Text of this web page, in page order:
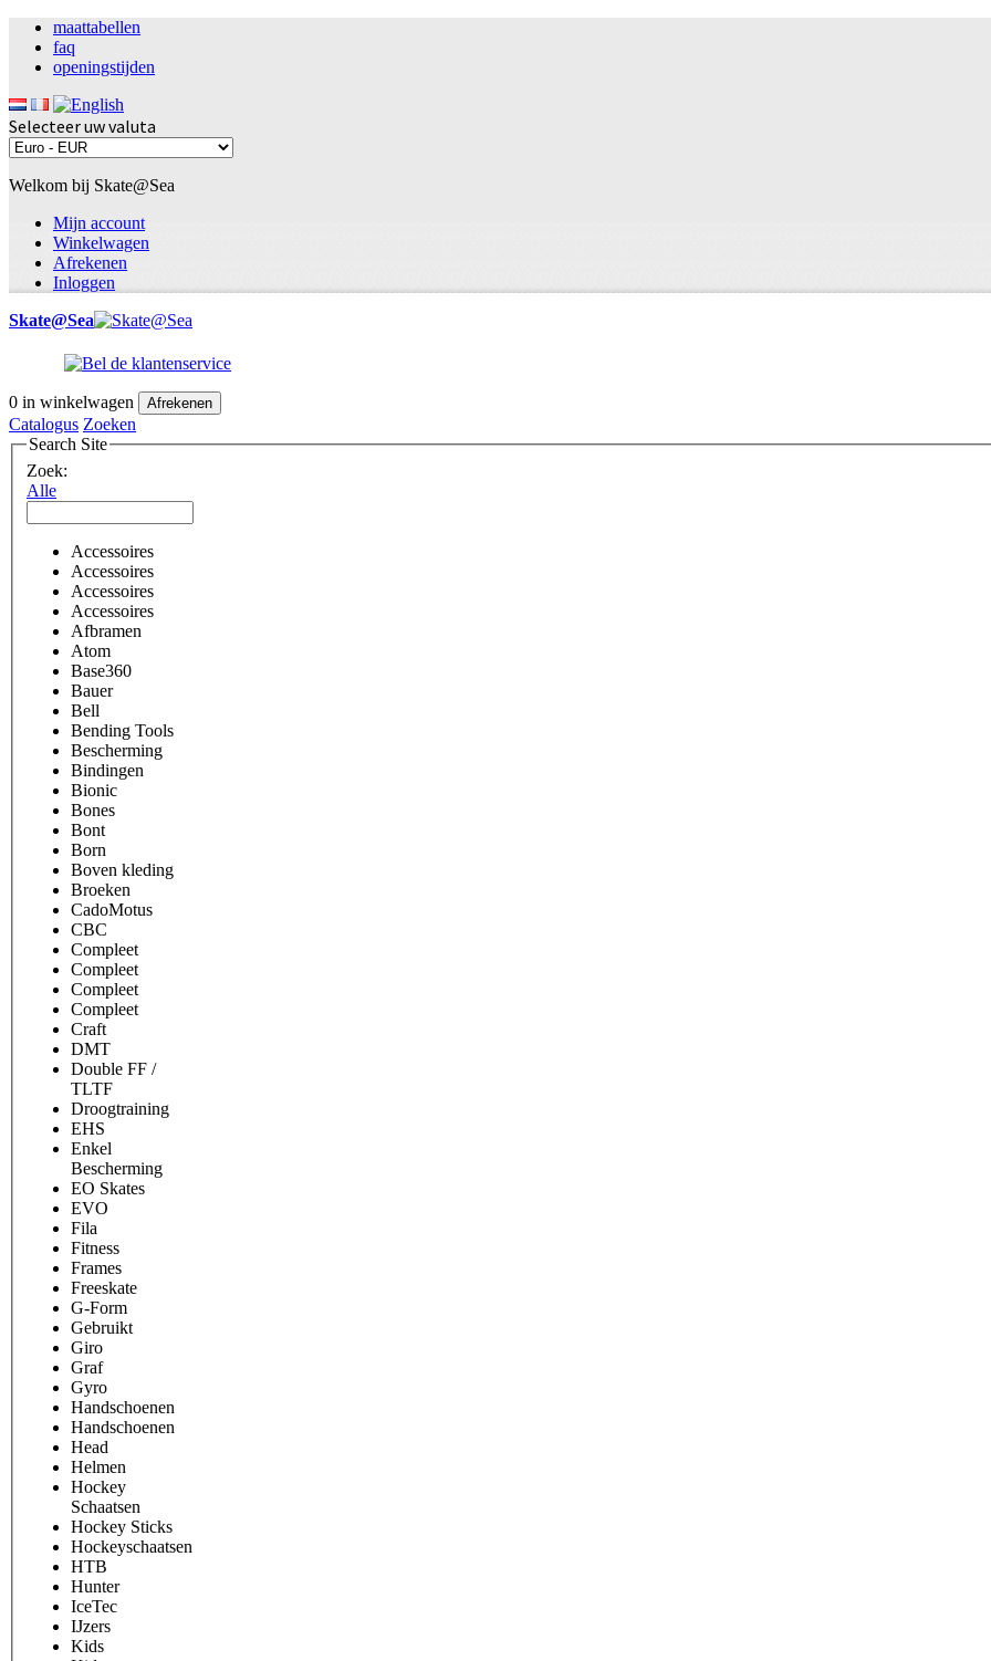
maattabellen
faq
openingstijden
Selecteer uw valuta
Welkom bij Skate@Sea
Mijn account
Winkelwagen
Afrekenen
Inloggen
Skate@Sea
0 in winkelwagen Afrekenen
Catalogus Zoeken
Search Site
Zoek:
Alle
Accessoires
Accessoires
Accessoires
Accessoires
Afbramen
Atom
Base360
Bauer
Bell
Bending Tools
Bescherming
Bindingen
Bionic
Bones
Bont
Born
Boven kleding
Broeken
CadoMotus
CBC
Compleet
Compleet
Compleet
Compleet
Craft
DMT
Double FF /
TLTF
Droogtraining
EHS
Enkel
Bescherming
EO Skates
EVO
Fila
Fitness
Frames
Freeskate
G-Form
Gebruikt
Giro
Graf
Gyro
Handschoenen
Handschoenen
Head
Helmen
Hockey
Schaatsen
Hockey Sticks
Hockeyschaatsen
HTB
Hunter
IceTec
IJzers
Kids